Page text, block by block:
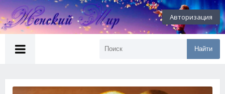
Авторизация
Найти